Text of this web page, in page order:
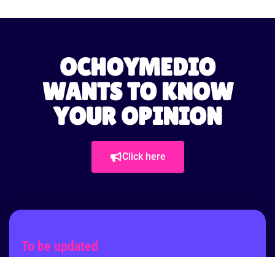
OCHOYMEDIO
WANTS TO KNOW
YOUR OPINION
Click here
To be updated